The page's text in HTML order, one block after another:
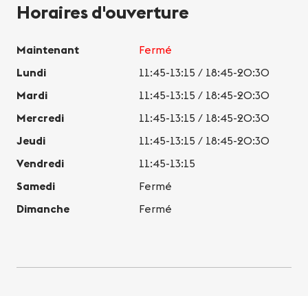
Horaires d'ouverture
Maintenant
Fermé
Lundi
11:45-13:15 / 18:45-20:30
Mardi
11:45-13:15 / 18:45-20:30
Mercredi
11:45-13:15 / 18:45-20:30
Jeudi
11:45-13:15 / 18:45-20:30
Vendredi
11:45-13:15
Samedi
Fermé
Dimanche
Fermé